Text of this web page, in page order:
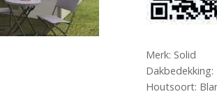
Merk: Solid
Dakbedekking:
Houtsoort: